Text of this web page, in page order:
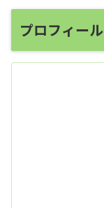
プロフィール